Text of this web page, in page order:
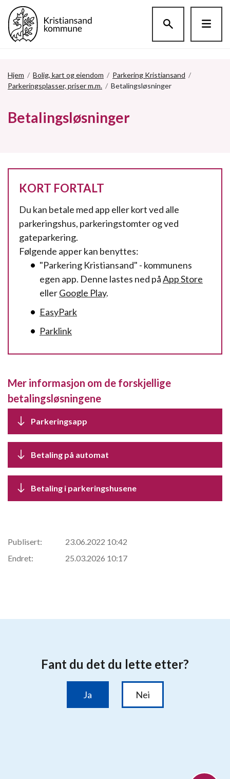
Hjem / Bolig, kart og eiendom / Parkering Kristiansand /
Parkeringsplasser, priser m.m. / Betalingsløsninger
Betalingsløsninger
KORT FORTALT
Du kan betale med app eller kort ved alle
parkeringshus, parkeringstomter og ved
gateparkering.
Følgende apper kan benyttes:
"Parkering Kristiansand" - kommunens
egen app. Denne lastes ned påApp Store
ellerGoogle Play.
EasyPark
Parklink
Mer informasjon om de forskjellige
betalingsløsningene
Parkeringsapp
Betaling på automat
Betaling i parkeringshusene
Publisert:
23.06.2022 10:42
Endret:
25.03.2026 10:17